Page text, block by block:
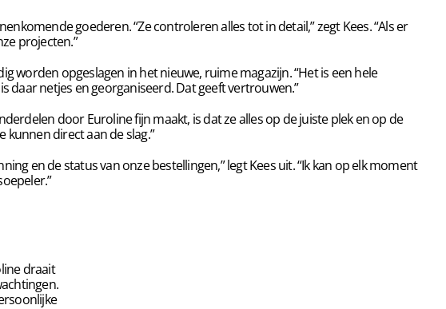
goederen. “Ze controleren alles tot in detail,” zegt Kees. “Als er
projecten.”
worden opgeslagen in het nieuwe, ruime magazijn. “Het is een hele
daar netjes en georganiseerd. Dat geeft vertrouwen.”
door Euroline fijn maakt, is dat ze alles op de juiste plek en op de
direct aan de slag.”
en de status van onze bestellingen,” legt Kees uit. “Ik kan op elk moment
draait